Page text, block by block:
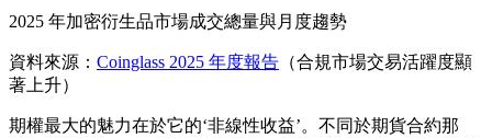
2025 年加密衍生品市場成交總量與月度趨勢
資料來源： Coinglass 2025 年度報告 （合規市場交易活躍度顯
著上升）
期權最大的魅力在於它的‘非線性收益’。不同於期貨合約那